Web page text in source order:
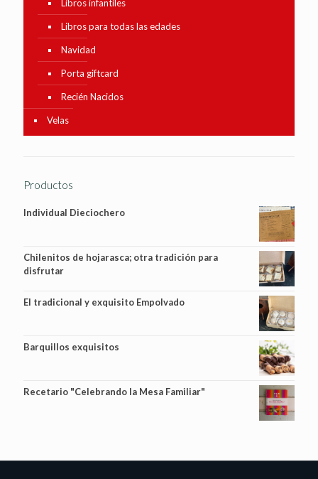
Libros infantiles
Libros para todas las edades
Navidad
Porta giftcard
Recién Nacidos
Velas
Productos
Individual Dieciochero
Chilenitos de hojarasca; otra tradición para
disfrutar
El tradicional y exquisito Empolvado
Barquillos exquisitos
Recetario "Celebrando la Mesa Familiar"